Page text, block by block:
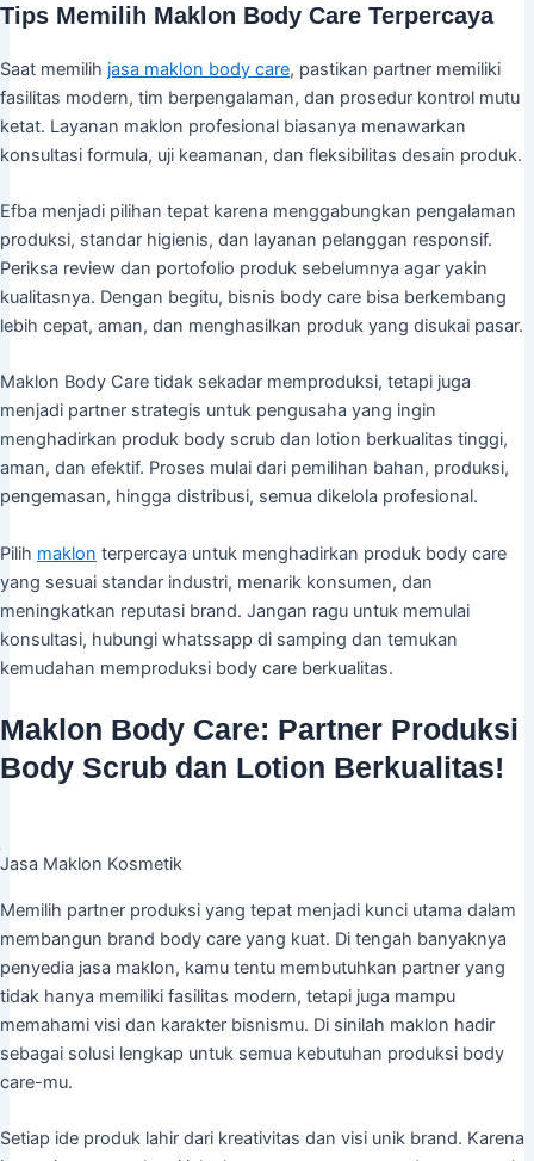
Tips Memilih Maklon Body Care Terpercaya
Saat memilih jasa maklon body care, pastikan partner memiliki
fasilitas modern, tim berpengalaman, dan prosedur kontrol mutu
ketat. Layanan maklon profesional biasanya menawarkan
konsultasi formula, uji keamanan, dan fleksibilitas desain produk.
Efba menjadi pilihan tepat karena menggabungkan pengalaman
produksi, standar higienis, dan layanan pelanggan responsif.
Periksa review dan portofolio produk sebelumnya agar yakin
kualitasnya. Dengan begitu, bisnis body care bisa berkembang
lebih cepat, aman, dan menghasilkan produk yang disukai pasar.
Maklon Body Care tidak sekadar memproduksi, tetapi juga
menjadi partner strategis untuk pengusaha yang ingin
menghadirkan produk body scrub dan lotion berkualitas tinggi,
aman, dan efektif. Proses mulai dari pemilihan bahan, produksi,
pengemasan, hingga distribusi, semua dikelola profesional.
Pilih maklon terpercaya untuk menghadirkan produk body care
yang sesuai standar industri, menarik konsumen, dan
meningkatkan reputasi brand. Jangan ragu untuk memulai
konsultasi, hubungi whatssapp di samping dan temukan
kemudahan memproduksi body care berkualitas.
Maklon Body Care: Partner Produksi
Body Scrub dan Lotion Berkualitas!
Jasa Maklon Kosmetik
Memilih partner produksi yang tepat menjadi kunci utama dalam
membangun brand body care yang kuat. Di tengah banyaknya
penyedia jasa maklon, kamu tentu membutuhkan partner yang
tidak hanya memiliki fasilitas modern, tetapi juga mampu
memahami visi dan karakter bisnismu. Di sinilah maklon hadir
sebagai solusi lengkap untuk semua kebutuhan produksi body
care-mu.
Setiap ide produk lahir dari kreativitas dan visi unik brand. Karena